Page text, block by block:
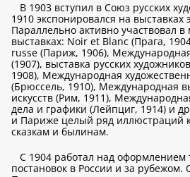
В 1903 вступил в Союз русских
1910 экспонировался на выставках
Параллельно активно участвовал
выставках: Noir et Blanc (Прага,
russe (Париж, 1906),
(1907), выставка русских
1908), Международная
(Брюссель, 1910), Международная
искусств (Рим, 1911),
дела и графики (Лейпциг, 1914) и
и Париже целый ряд иллюстраций
сказкам и былинам.
С 1904 работал над оформлением
постановок в России и за рубежом.